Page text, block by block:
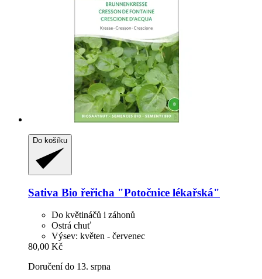
Do košíku
Sativa Bio řeřicha "Potočnice lékařská"
Do květináčů i záhonů
Ostrá chuť
Výsev: květen - červenec
80,00 Kč
Doručení do 13. srpna